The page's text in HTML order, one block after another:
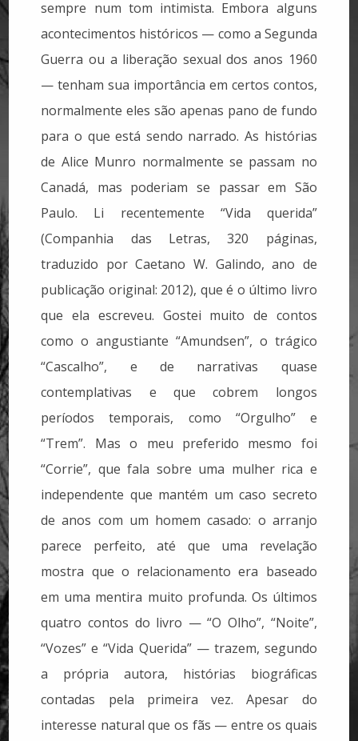
sempre num tom intimista. Embora alguns
acontecimentos históricos — como a Segunda
Guerra ou a liberação sexual dos anos 1960
— tenham sua importância em certos contos,
normalmente eles são apenas pano de fundo
para o que está sendo narrado. As histórias
de Alice Munro normalmente se passam no
Canadá, mas poderiam se passar em São
Paulo. Li recentemente “Vida querida”
(Companhia das Letras, 320 páginas,
traduzido por Caetano W. Galindo, ano de
publicação original: 2012), que é o último livro
que ela escreveu. Gostei muito de contos
como o angustiante “Amundsen”, o trágico
“Cascalho”, e de narrativas quase
contemplativas e que cobrem longos
períodos temporais, como “Orgulho” e
“Trem”. Mas o meu preferido mesmo foi
“Corrie”, que fala sobre uma mulher rica e
independente que mantém um caso secreto
de anos com um homem casado: o arranjo
parece perfeito, até que uma revelação
mostra que o relacionamento era baseado
em uma mentira muito profunda. Os últimos
quatro contos do livro — “O Olho”, “Noite”,
“Vozes” e “Vida Querida” — trazem, segundo
a própria autora, histórias biográficas
contadas pela primeira vez. Apesar do
interesse natural que os fãs — entre os quais